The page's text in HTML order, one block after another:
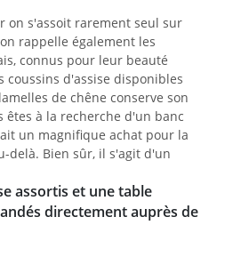
on s'assoit rarement seul sur
rappelle également les
connus pour leur beauté
coussins d'assise disponibles
de chêne conserve son
êtes à la recherche d'un banc
un magnifique achat pour la
delà. Bien sûr, il s'agit d'un
assortis et une table
directement auprès de